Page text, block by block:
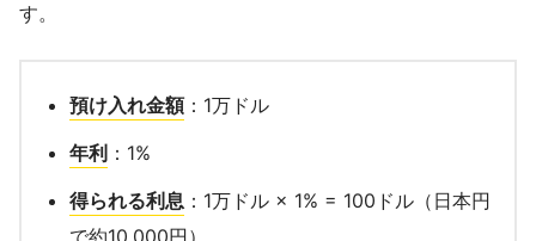
す。
預け入れ金額：1万ドル
年利 ：1%
得られる利息 ：1万ドル × 1% = 100ドル（日本円